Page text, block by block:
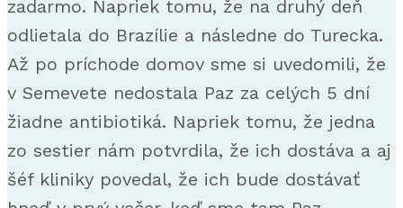
zadarmo. Napriek tomu, že na druhý deň
odlietala do Brazílie a následne do Turecka.
Až po príchode domov sme si uvedomili, že
v Semevete nedostala Paz za celých 5 dní
žiadne antibiotiká. Napriek tomu, že jedna
zo sestier nám potvrdila, že ich dostáva a aj
šéf kliniky povedal, že ich bude dostávať